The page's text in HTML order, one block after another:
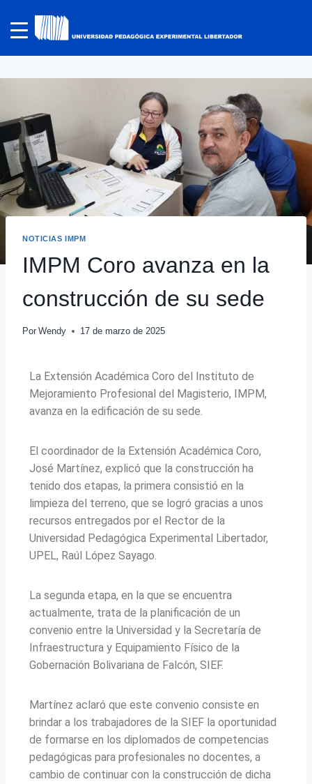
NOTICIAS IMPM
IMPM Coro avanza en la
construcción de su sede
Por Wendy 17 de marzo de 2025
La Extensión Académica Coro del Instituto de
Mejoramiento Profesional del Magisterio, IMPM,
avanza en la edificación de su sede.
El coordinador de la Extensión Académica Coro,
José Martínez, explicó que la construcción ha
tenido dos etapas, la primera consistió en la
limpieza del terreno, que se logró gracias a unos
recursos entregados por el Rector de la
Universidad Pedagógica Experimental Libertador,
UPEL, Raúl López Sayago.
La segunda etapa, en la que se encuentra
actualmente, trata de la planificación de un
convenio entre la Universidad y la Secretaría de
Infraestructura y Equipamiento Físico de la
Gobernación Bolivariana de Falcón, SIEF.
Martínez aclaró que este convenio consiste en
brindar a los trabajadores de la SIEF la oportunidad
de formarse en los diplomados de competencias
pedagógicas para profesionales no docentes, a
cambio de continuar con la construcción de dicha